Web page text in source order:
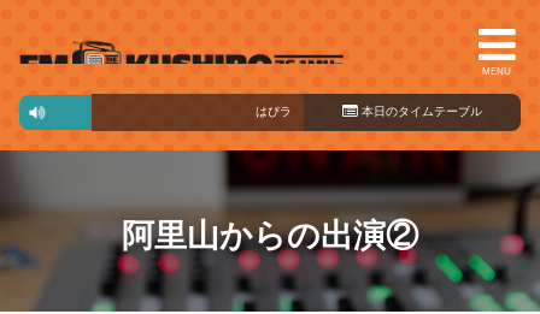
MENU
はぴラジ！ 10:00～15:00本日のタイ ムテーブル
阿里山からの出演②